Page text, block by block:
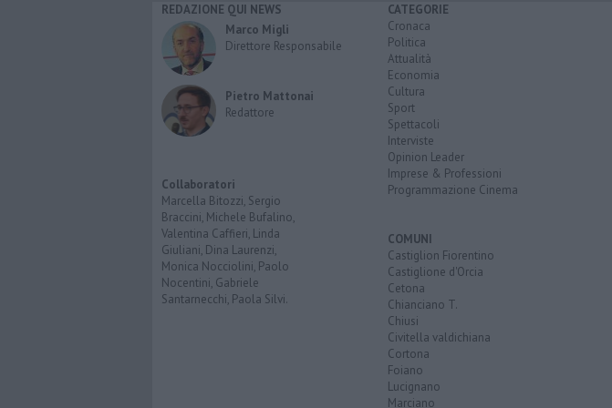
REDAZIONE QUI NEWS
Marco Migli
Direttore Responsabile
Pietro Mattonai
Redattore
Collaboratori
Marcella Bitozzi, Sergio
Braccini, Michele Bufalino,
Valentina Caffieri, Linda
Giuliani, Dina Laurenzi,
Monica Nocciolini, Paolo
Nocentini, Gabriele
Santarnecchi, Paola Silvi.
CATEGORIE
Cronaca
Politica
Attualità
Economia
Cultura
Sport
Spettacoli
Interviste
Opinion Leader
Imprese & Professioni
Programmazione Cinema
COMUNI
Castiglion Fiorentino
Castiglione d'Orcia
Cetona
Chianciano T.
Chiusi
Civitella valdichiana
Cortona
Foiano
Lucignano
Marciano